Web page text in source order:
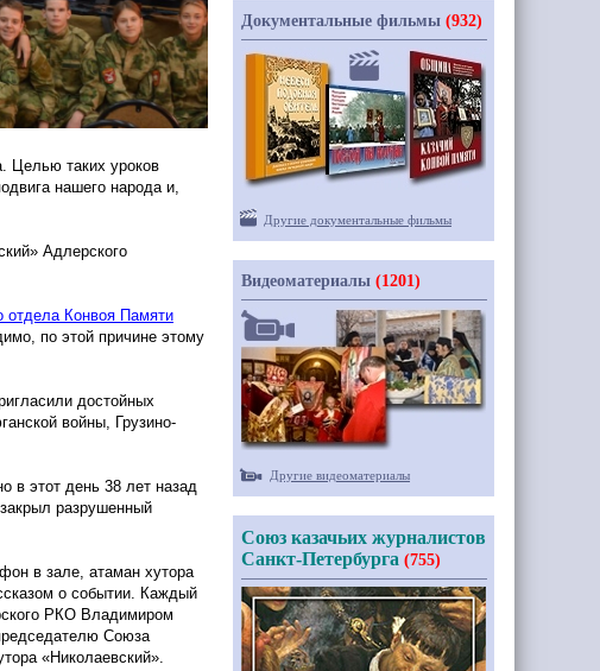
Целью таких уроков
нашего народа и,
» Адлерского
отдела Конвоя Памяти
по этой причине этому
достойных
войны, Грузино-
в этот день 38 лет назад
разрушенный
в зале, атаман хутора
о событии. Каждый
РКО Владимиром
Союза
«Николаевский».
Документальные фильмы (932)
Другие документальные фильмы
Видеоматериалы (1201)
Другие видеоматериалы
Союз казачьих журналистов
Санкт-Петербурга (755)